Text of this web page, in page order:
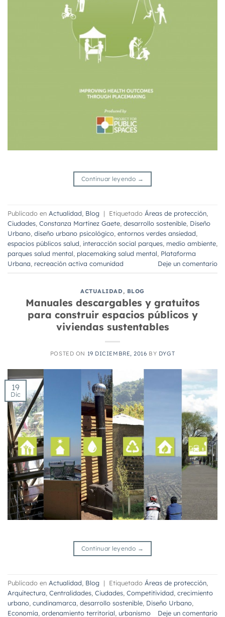
Continuar leyendo →
Publicado en Actualidad Blog | Etiquetado Áreas de protección
Ciudades Constanza Martínez Gaete desarrollo sostenible Diseño
Urbano diseño urbano psicológico entornos verdes ansiedad
espacios públicos salud interacción social parques medio ambiente
parques salud mental placemaking salud mental Plataforma
Urbana recreación activa comunidad Deje un comentario
ACTUALIDAD , BLOG
Manuales descargables y gratuitos
para construir espacios públicos y
viviendas sustentables
POSTED ON 19 DICIEMBRE, 2016 BY DYGT
19
Dic
Continuar leyendo →
Publicado en Actualidad Blog | Etiquetado Áreas de protección
Arquitectura Centralidades Ciudades Competitividad crecimiento
urbano cundinamarca desarrollo sostenible Diseño Urbano
Economía ordenamiento territorial urbanismo Deje un comentario